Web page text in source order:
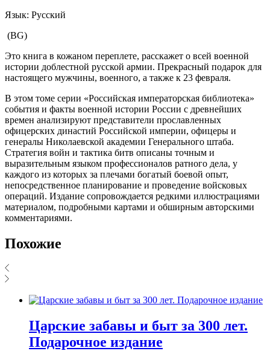
Язык: Русский
(BG)
Это книга в кожаном переплете, расскажет о всей военной
истории доблестной русской армии. Прекрасный подарок для
настоящего мужчины, военного, а также к 23 февраля.
В этом томе серии «Российская императорская библиотека»
события и факты военной истории России с древнейших
времен анализируют представители прославленных
офицерских династий Российской империи, офицеры и
генералы Николаевской академии Генерального штаба.
Стратегия войн и тактика битв описаны точным и
выразительным языком профессионалов ратного дела, у
каждого из которых за плечами богатый боевой опыт,
непосредственное планирование и проведение войсковых
операций. Издание сопровождается редкими иллюстрациями
материалом, подробными картами и обширным авторскими
комментариями.
Похожие
Царские забавы и быт за 300 лет.
Подарочное издание